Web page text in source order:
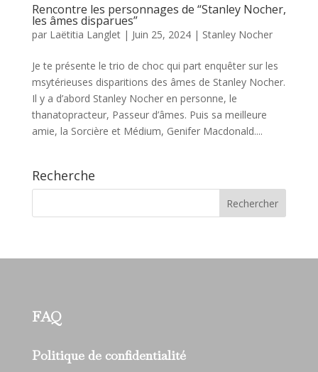
Rencontre les personnages de “Stanley Nocher,
les âmes disparues”
par Laëtitia Langlet| Juin 25, 2024| Stanley Nocher
Je te présente le trio de choc qui part enquêter sur les
msytérieuses disparitions des âmes de Stanley Nocher.
Il y a d’abord Stanley Nocher en personne, le
thanatopracteur, Passeur d’âmes. Puis sa meilleure
amie, la Sorcière et Médium, Genifer Macdonald....
Recherche
FAQ
Politique de confidentialité